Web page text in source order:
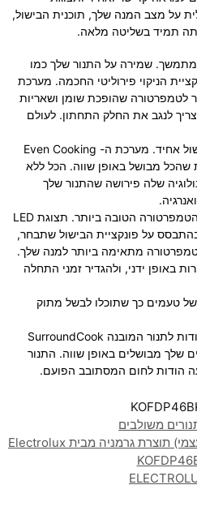
על מצב המנה שלך, תוכנית הבישול,
תמיד בשליטה מלאה.
מתמשך. שמירה על התנור שלך כמו
הניקוי פירוליטי החכמה. מערכת
לטמפרטורה שהופכת שומן ושאריות
לנגב את החלק התחתון. לעולם
מהיר ויעיל, בישול אחיד. מערכת ה- Even Cooking
שהכל מבושל באופן שווה. הכל ללא
שלה פירושה שהתנור שלך
– מגדירה את הטמפרטורה הטובה ביותר. תצוגת LED
על פונקציית הבישול שתבחר,
טמפרטורה מתאימה ביותר למנה שלך.
באופן ידני, ולהגדיר זמני התחלה
טעמים כך שתוכלו לבשל מתוק
הודות לתנור המובנה SurroundCook
שלך מבושלים באופן שווה. התנור
הודות לחום המסתובב הפועם.
משולבים
תנור בנוי פירוליטי (ניקוי עצמי) תוצרת גרמניה מבית Electrolux